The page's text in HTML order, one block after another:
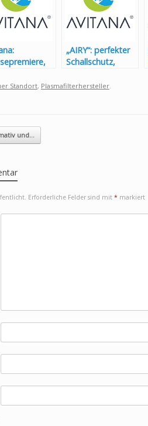
auf der
„AIRY“: perfekter
Schallschutz,
Ausleuchtung und
Standort, Plasmafilterhersteller
und…
Erforderliche Felder sind mit * markiert